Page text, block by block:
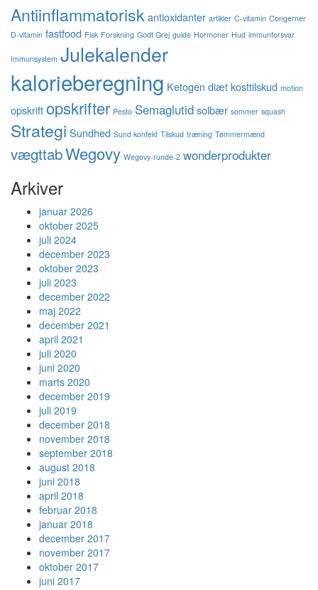
Antiinflammatoriskantioxidanter artikler C-vitamin Congerner
D-vitamin fastfood Fisk Forskning Godt Grej guide Hormoner Hud immunforsvar
Immunsystem Julekalender
kalorieberegning Ketogen diætkosttilskud motion
opskriftopskrifter Pesto Semaglutidsolbær sommer squash
Strategi Sundhed Sund konfekt Tilskud træning Tømmermænd
vægttabWegovy Wegovy-runde-2 wonderprodukter
Arkiver
januar 2026
oktober 2025
juli 2024
december 2023
oktober 2023
juli 2023
december 2022
maj 2022
december 2021
april 2021
juli 2020
juni 2020
marts 2020
december 2019
juli 2019
december 2018
november 2018
september 2018
august 2018
juni 2018
april 2018
februar 2018
januar 2018
december 2017
november 2017
oktober 2017
juni 2017